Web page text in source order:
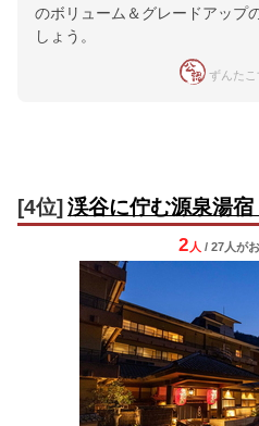
のボリューム＆グレードアップ
しょう。
ずんたこ
[4位] 渓谷に佇む源泉湯
2 人 / 27人が